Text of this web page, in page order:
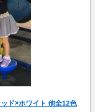
ド×ホワイト 他全12色